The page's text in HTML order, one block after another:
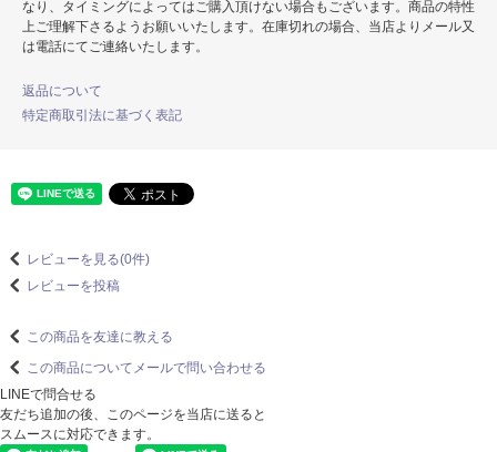
なり、タイミングによってはご購入頂けない場合もございます。商品の特性
上ご理解下さるようお願いいたします。在庫切れの場合、当店よりメール又
は電話にてご連絡いたします。
返品について
特定商取引法に基づく表記
レビューを見る(0件)
レビューを投稿
この商品を友達に教える
この商品についてメールで問い合わせる
LINEで問合せる
友だち追加の後、このページを当店に送ると
スムースに対応できます。